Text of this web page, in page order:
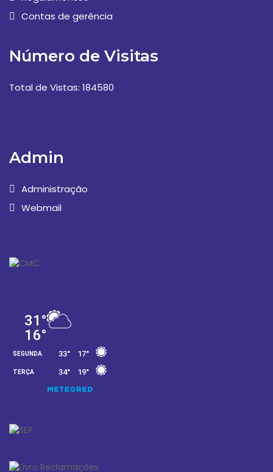
Contas de gerência
Número de Visitas
Total de Vistas: 184580
Admin
Administração
Webmail